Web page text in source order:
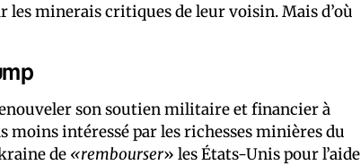
les minerais critiques de leur voisin. Mais d’où
son soutien militaire et financier à
moins intéressé par les richesses minières du
de «rembourser» les États-Unis pour l’aide